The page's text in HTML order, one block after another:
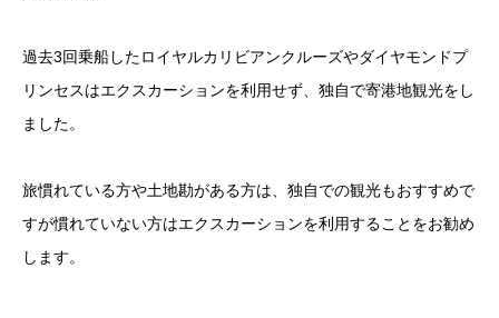
過去3回乗船したロイヤルカリビアンクルーズやダイヤモンドプ
リンセスはエクスカーションを利用せず、独自で寄港地観光をし
ました。
旅慣れている方や土地勘がある方は、独自での観光もおすすめで
すが慣れていない方はエクスカーションを利用することをお勧め
します。